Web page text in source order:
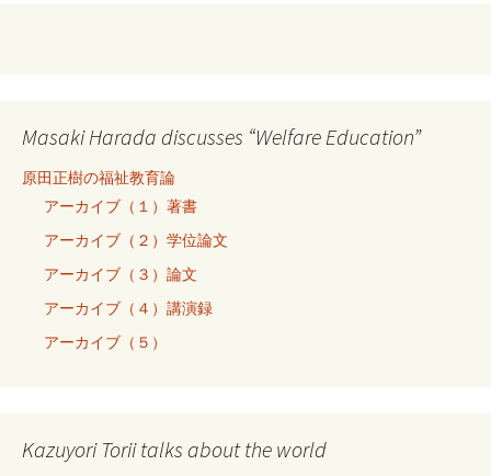
Masaki Harada discusses “Welfare Education”
原田正樹の福祉教育論
アーカイブ（１）著書
アーカイブ（２）学位論文
アーカイブ（３）論文
アーカイブ（４）講演録
アーカイブ（５）
Kazuyori Torii talks about the world